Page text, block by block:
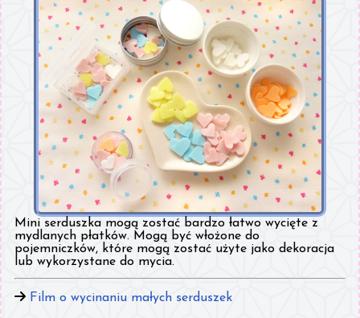
Mini serduszka mogą zostać bardzo łatwo wycięte z
mydlanych płatków. Mogą być włożone do
pojemniczków, które mogą zostać użyte jako dekoracja
lub wykorzystane do mycia.
Film o wycinaniu małych serduszek